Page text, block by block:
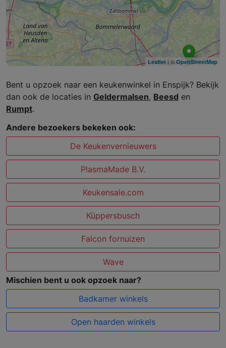
Leaflet| ©OpenStreetMap
Bent u opzoek naar een keukenwinkel in Enspijk? Bekijk
dan ook de locaties in Geldermalsen, Beesd en
Rumpt.
Andere bezoekers bekeken ook:
De Keukenvernieuwers
PlasmaMade B.V.
Keukensale.com
Küppersbusch
Falcon fornuizen
Wave
Mischien bent u ook opzoek naar?
Badkamer winkels
Open haarden winkels